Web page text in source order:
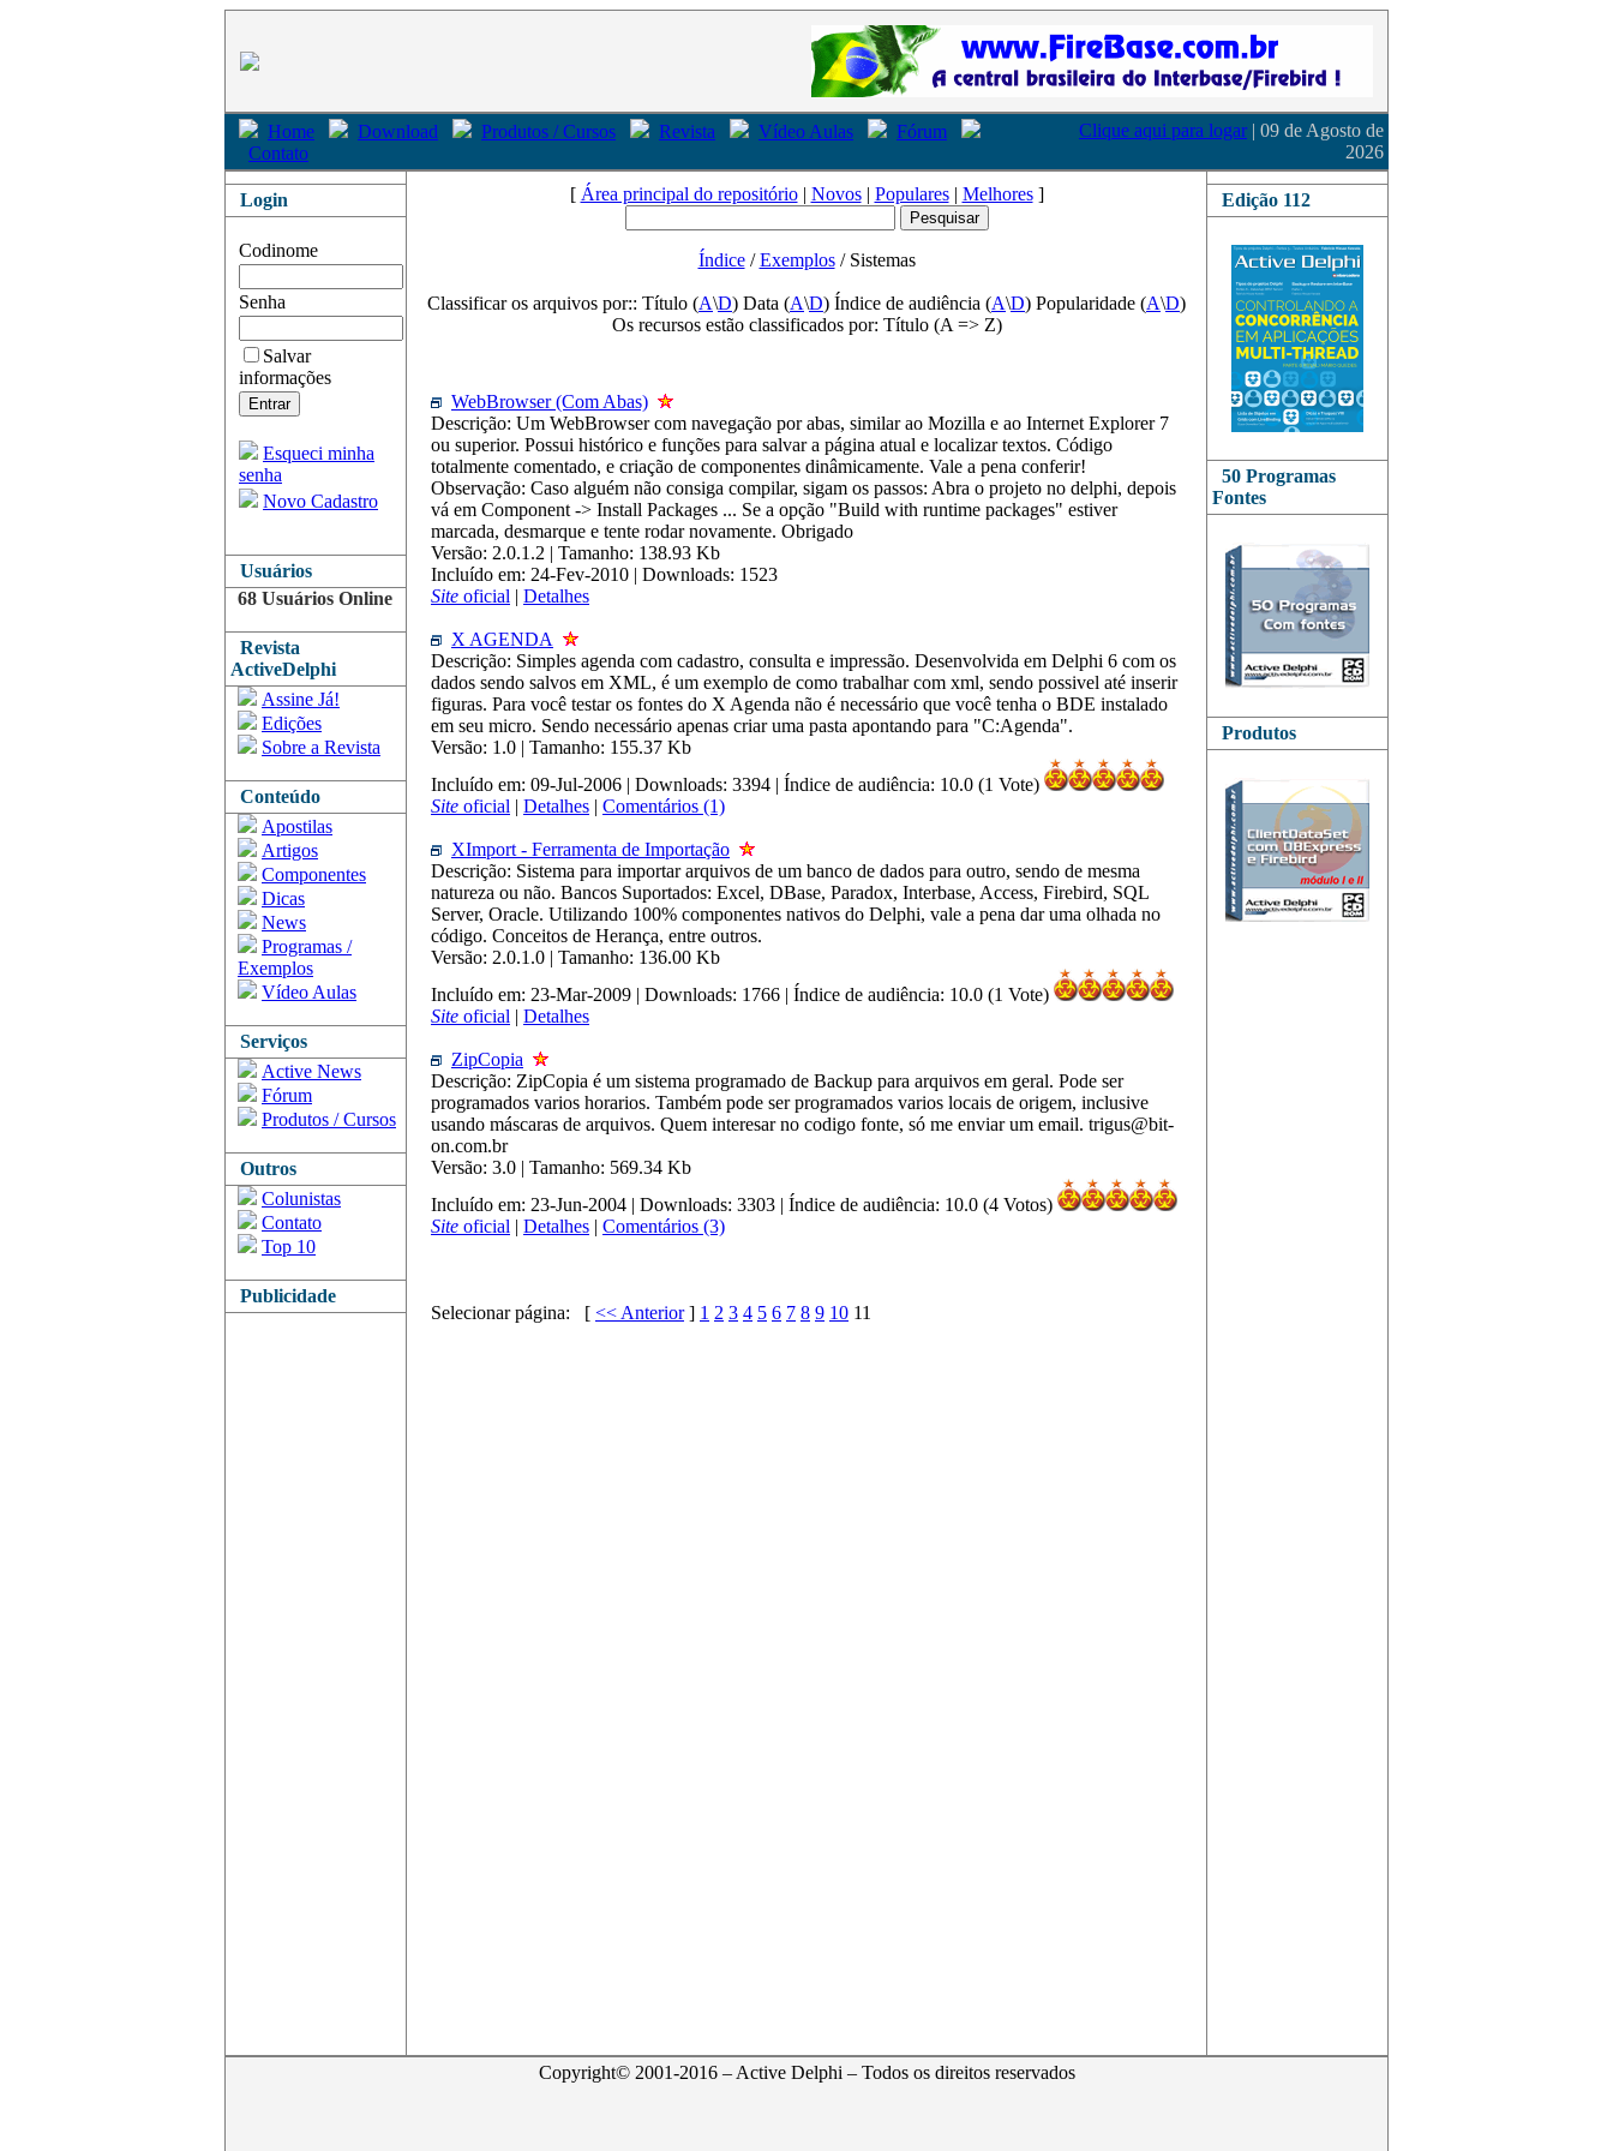
Home Download Produtos / Cursos Revista Vídeo Aulas
Fórum
Contato
Clique aqui para logar | 09 de Agosto de
2026
Login
Codinome
Senha
Salvar
informações
Esqueci minha
senha
Novo Cadastro
Usuários
68 Usuários Online
Revista
ActiveDelphi
Assine Já!
Edições
Sobre a Revista
Conteúdo
Apostilas
Artigos
Componentes
Dicas
News
Programas /
Exemplos
Vídeo Aulas
Serviços
Active News
Fórum
Produtos / Cursos
Outros
Colunistas
Contato
Top 10
Publicidade
[ Área principal do repositório| Novos| Populares| Melhores]
Índice/Exemplos/ Sistemas
Classificar os arquivos por:: Título (A\D) Data (A\D) Índice de audiência (A\D) Popularidade (A\D)
Os recursos estão classificados por: Título (A => Z)
WebBrowser (Com Abas)
Descrição: Um WebBrowser com navegação por abas, similar ao Mozilla e ao Internet Explorer 7
ou superior. Possui histórico e funções para salvar a página atual e localizar textos. Código
totalmente comentado, e criação de componentes dinâmicamente. Vale a pena conferir!
Observação: Caso alguém não consiga compilar, sigam os passos: Abra o projeto no delphi, depois
vá em Component -> Install Packages ... Se a opção "Build with runtime packages" estiver
marcada, desmarque e tente rodar novamente. Obrigado
Versão: 2.0.1.2 | Tamanho: 138.93 Kb
Incluído em: 24-Fev-2010 | Downloads: 1523
Site oficial | Detalhes
X AGENDA
Descrição: Simples agenda com cadastro, consulta e impressão. Desenvolvida em Delphi 6 com os
dados sendo salvos em XML, é um exemplo de como trabalhar com xml, sendo possivel até inserir
figuras. Para você testar os fontes do X Agenda não é necessário que você tenha o BDE instalado
em seu micro. Sendo necessário apenas criar uma pasta apontando para "C:Agenda".
Versão: 1.0 | Tamanho: 155.37 Kb
Incluído em: 09-Jul-2006 | Downloads: 3394 | Índice de audiência: 10.0 (1 Vote)
Site oficial | Detalhes | Comentários (1)
XImport - Ferramenta de Importação
Descrição: Sistema para importar arquivos de um banco de dados para outro, sendo de mesma
natureza ou não. Bancos Suportados: Excel, DBase, Paradox, Interbase, Access, Firebird, SQL
Server, Oracle. Utilizando 100% componentes nativos do Delphi, vale a pena dar uma olhada no
código. Conceitos de Herança, entre outros.
Versão: 2.0.1.0 | Tamanho: 136.00 Kb
Incluído em: 23-Mar-2009 | Downloads: 1766 | Índice de audiência: 10.0 (1 Vote)
Site oficial | Detalhes
ZipCopia
Descrição: ZipCopia é um sistema programado de Backup para arquivos em geral. Pode ser
programados varios horarios. Também pode ser programados varios locais de origem, inclusive
usando máscaras de arquivos. Quem interesar no codigo fonte, só me enviar um email. trigus@bit-
on.com.br
Versão: 3.0 | Tamanho: 569.34 Kb
Incluído em: 23-Jun-2004 | Downloads: 3303 | Índice de audiência: 10.0 (4 Votos)
Site oficial | Detalhes | Comentários (3)
Selecionar página: [ << Anterior] 1 2 3 4 5 6 7 8 9 10 11
Edição 112
50 Programas
Fontes
Produtos
Copyright© 2001-2016 – Active Delphi – Todos os direitos reservados